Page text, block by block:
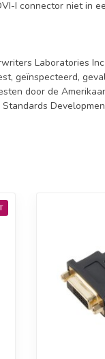
I connector niet in
Laboratories
geïnspecteerd,
door de